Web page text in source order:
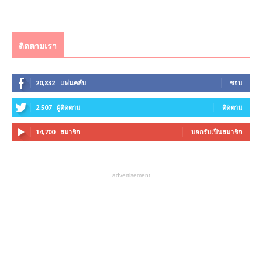
ติดตามเรา
20,832 แฟนคลับ ชอบ
2,507 ผู้ติดตาม ติดตาม
14,700 สมาชิก บอกรับเป็นสมาชิก
advertisement